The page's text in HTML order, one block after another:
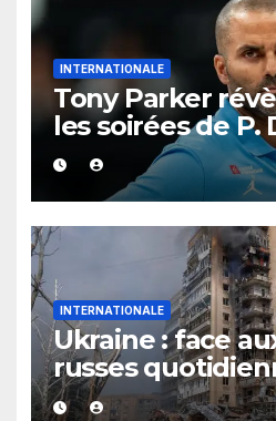
INTERNATIONALE
Tony Parker
les soirées de P.
protéger Eva
INTERNATIONALE
Ukraine : face
russes
évacuations